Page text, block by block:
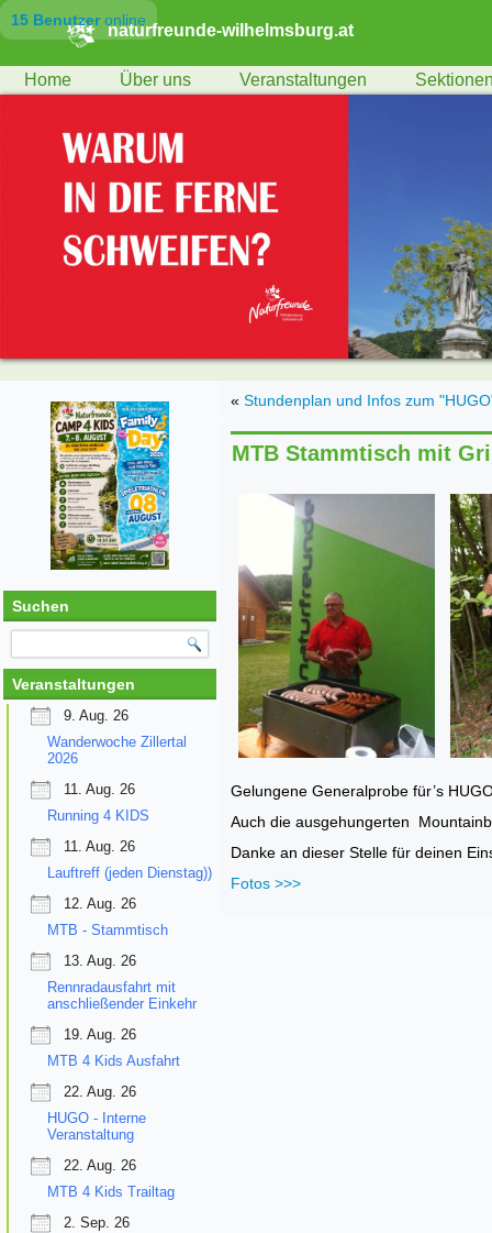
15 Benutzeronline
naturfreunde-wilhelmsburg.at
Home Über uns Veranstaltungen
Suchen
Veranstaltungen
9. Aug. 26
Wanderwoche Zillertal
2026
11. Aug. 26
Running 4 KIDS
11. Aug. 26
Lauftreff (jeden Dienstag))
12. Aug. 26
MTB - Stammtisch
13. Aug. 26
Rennradausfahrt mit
anschließender Einkehr
19. Aug. 26
MTB 4 Kids Ausfahrt
22. Aug. 26
HUGO - Interne
Veranstaltung
22. Aug. 26
MTB 4 Kids Trailtag
2. Sep. 26
« Stundenplan und Infos zum
MTB Stammtisch mit
Gelungene Generalprobe für’s
Auch die ausgehungerten
Danke an dieser Stelle für deinen
Fotos >>>